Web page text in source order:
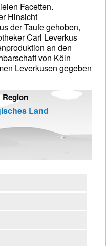
Facetten.
Hinsicht
der Taufe gehoben,
Carl Leverkus
an den
von Köln
Leverkusen gegeben
Region
Land